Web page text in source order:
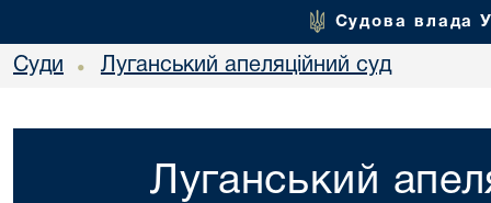
Судова влада
Суди • Луганський апеляційний суд
Луганський